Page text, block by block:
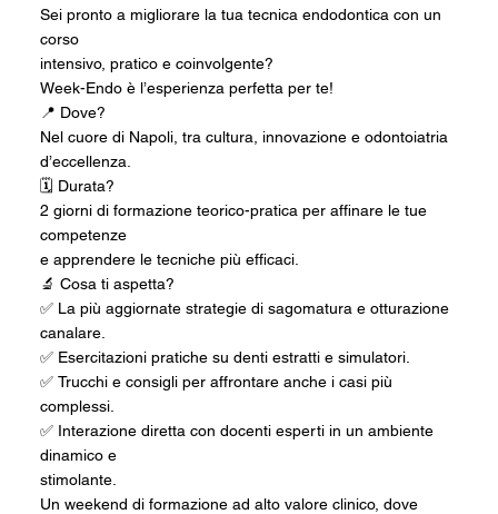
Sei pronto a migliorare la tua tecnica endodontica con un
corso
intensivo, pratico e coinvolgente?
Week-Endo è l’esperienza perfetta per te!
📍 Dove?
Nel cuore di Napoli, tra cultura, innovazione e odontoiatria
d’eccellenza.
🗓 Durata?
2 giorni di formazione teorico-pratica per affinare le tue
competenze
e apprendere le tecniche più efficaci.
🔬 Cosa ti aspetta?
✅ La più aggiornate strategie di sagomatura e otturazione
canalare.
✅ Esercitazioni pratiche su denti estratti e simulatori.
✅ Trucchi e consigli per affrontare anche i casi più
complessi.
✅ Interazione diretta con docenti esperti in un ambiente
dinamico e
stimolante.
Un weekend di formazione ad alto valore clinico, dove